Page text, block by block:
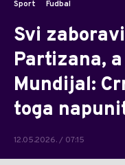
Sport Fudbal
Svi
Partizana,
Mundijal:
toga
12.05.2026. / 07:15